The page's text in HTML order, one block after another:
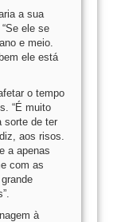
a sua
ele se
e meio.
ele está
o tempo
“É muito
sorte de ter
aos risos.
a apenas
com as
à